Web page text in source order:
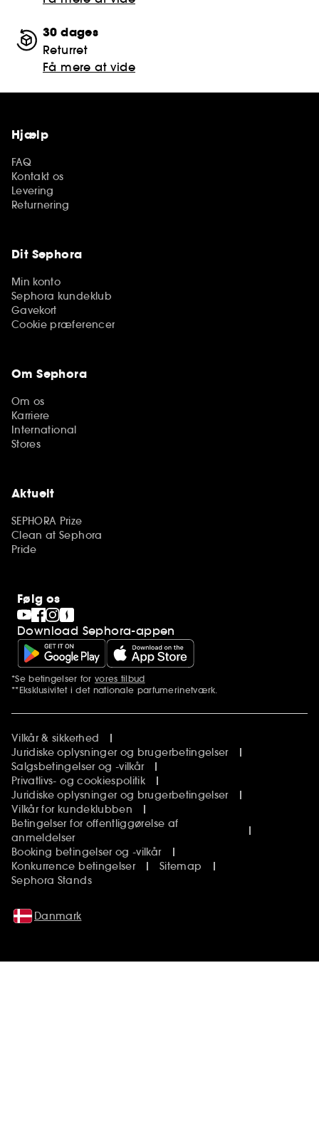
30 dages
Returret
Få mere at vide
Hjælp
FAQ
Kontakt os
Levering
Returnering
Dit Sephora
Min konto
Sephora kundeklub
Gavekort
Cookie præferencer
Om Sephora
Om os
Karriere
International
Stores
Aktuelt
SEPHORA Prize
Clean at Sephora
Pride
Følg os
Download Sephora-appen
Yderligere bemærkninger
*Se betingelser for vores tilbud
**Eksklusivitet i det nationale parfumerinetværk.
Vilkår & sikkerhed
Juridiske oplysninger og brugerbetingelser
Salgsbetingelser og -vilkår
Privatlivs- og cookiespolitik
Juridiske oplysninger og brugerbetingelser
Vilkår for kundeklubben
Betingelser for offentliggørelse af
anmeldelser
Booking betingelser og -vilkår
Konkurrence betingelser
Sitemap
Sephora Stands
Danmark